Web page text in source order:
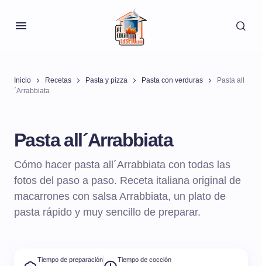
Inicio Recetas Pasta y pizza Pasta con verduras
Pasta all
´Arrabbiata
Pasta all´Arrabbiata
Cómo hacer pasta all´Arrabbiata con todas las
fotos del paso a paso. Receta italiana original de
macarrones con salsa Arrabbiata, un plato de
pasta rápido y muy sencillo de preparar.
Tiempo de preparación Tiempo de cocción